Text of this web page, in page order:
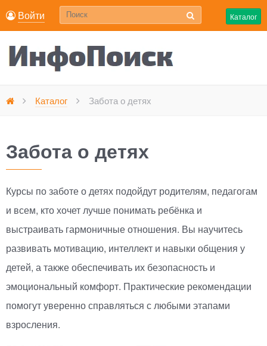
Войти Каталог
Каталог Забота о детях
Забота о детях
Курсы по заботе о детях подойдут родителям, педагогам
и всем, кто хочет лучше понимать ребёнка и
выстраивать гармоничные отношения. Вы научитесь
развивать мотивацию, интеллект и навыки общения у
детей, а также обеспечивать их безопасность и
эмоциональный комфорт. Практические рекомендации
помогут уверенно справляться с любыми этапами
взросления.